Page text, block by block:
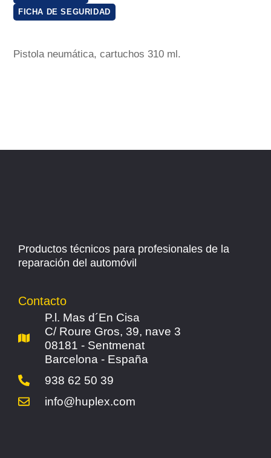
FICHA DE SEGURIDAD
Pistola neumática, cartuchos 310 ml.
Productos técnicos para profesionales de la
reparación del automóvil
Contacto
P.l. Mas d´En Cisa
C/ Roure Gros, 39, nave 3
08181 - Sentmenat
Barcelona - España
938 62 50 39
info@huplex.com